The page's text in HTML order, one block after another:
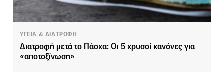
ΥΓΕΙΑ & ΔΙΑΤΡΟΦΗ
Διατροφή μετά το Πάσχα: Οι 5 χρυσοί κανόνες για
«αποτοξίνωση»